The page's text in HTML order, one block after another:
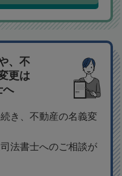
、不
更は
へ
き、不動産の名義変
法書士へのご相談が